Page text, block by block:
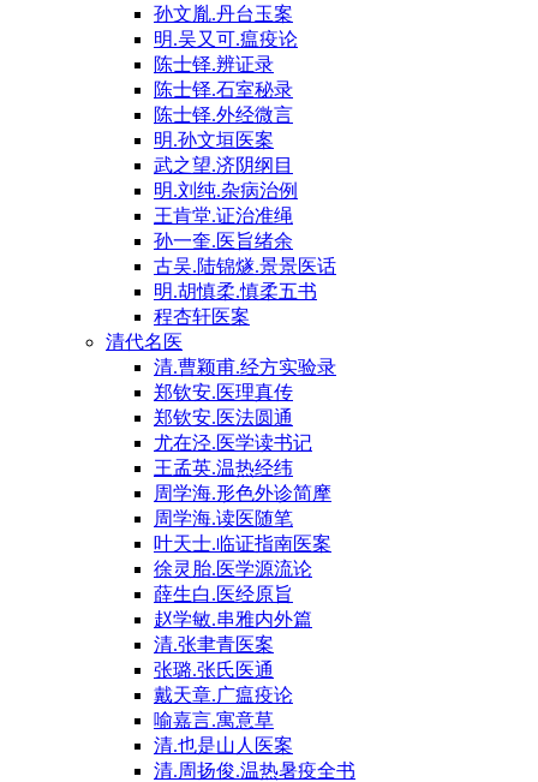
孙文胤.丹台玉案
明.吴又可.瘟疫论
陈士铎.辨证录
陈士铎.石室秘录
陈士铎.外经微言
明.孙文垣医案
武之望.济阴纲目
明.刘纯.杂病治例
王肯堂.证治准绳
孙一奎.医旨绪余
古吴.陆锦燧.景景医话
明.胡慎柔.慎柔五书
程杏轩医案
清代名医
清.曹颖甫.经方实验录
郑钦安.医理真传
郑钦安.医法圆通
尤在泾.医学读书记
王孟英.温热经纬
周学海.形色外诊简摩
周学海.读医随笔
叶天士.临证指南医案
徐灵胎.医学源流论
薛生白.医经原旨
赵学敏.串雅内外篇
清.张聿青医案
张璐.张氏医通
戴天章.广瘟疫论
喻嘉言.寓意草
清.也是山人医案
清.周扬俊.温热暑疫全书